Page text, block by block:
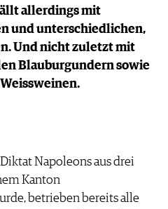
allerdings mit
und unterschiedlichen,
Und nicht zuletzt mit
Blauburgundern sowie
Napoleons aus drei
Kanton
betrieben bereits alle